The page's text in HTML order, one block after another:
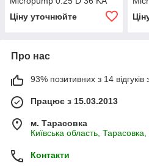
Ціну уточнюйте
Про нас
93% позитивних з 14 відгуків
Працює з 15.03.2013
м. Тарасовка
Київська область, Тарасовка,
Контакти